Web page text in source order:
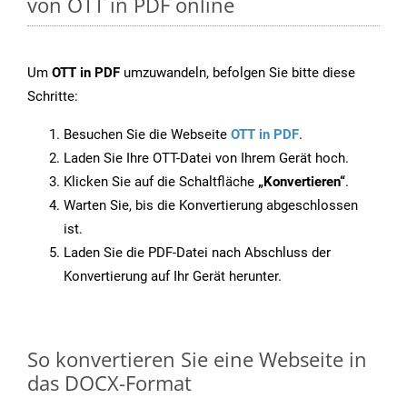
Um OTT in PDF umzuwandeln, befolgen Sie bitte diese
Schritte:
Besuchen Sie die Webseite OTT in PDF.
Laden Sie Ihre OTT-Datei von Ihrem Gerät hoch.
Klicken Sie auf die Schaltfläche „Konvertieren“.
Warten Sie, bis die Konvertierung abgeschlossen
ist.
Laden Sie die PDF-Datei nach Abschluss der
Konvertierung auf Ihr Gerät herunter.
So konvertieren Sie eine Webseite in
das DOCX-Format